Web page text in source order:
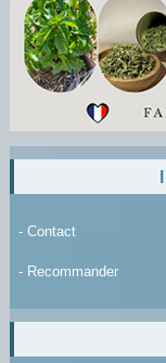
- Contact
- Recommander